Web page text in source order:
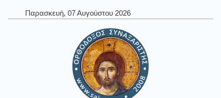
Παρασκευή, 07 Αυγούστου 2026